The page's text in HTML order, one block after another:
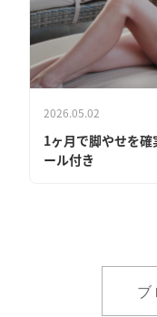
2026.05.02
1ヶ月で脚やせを
ール付き
ブ